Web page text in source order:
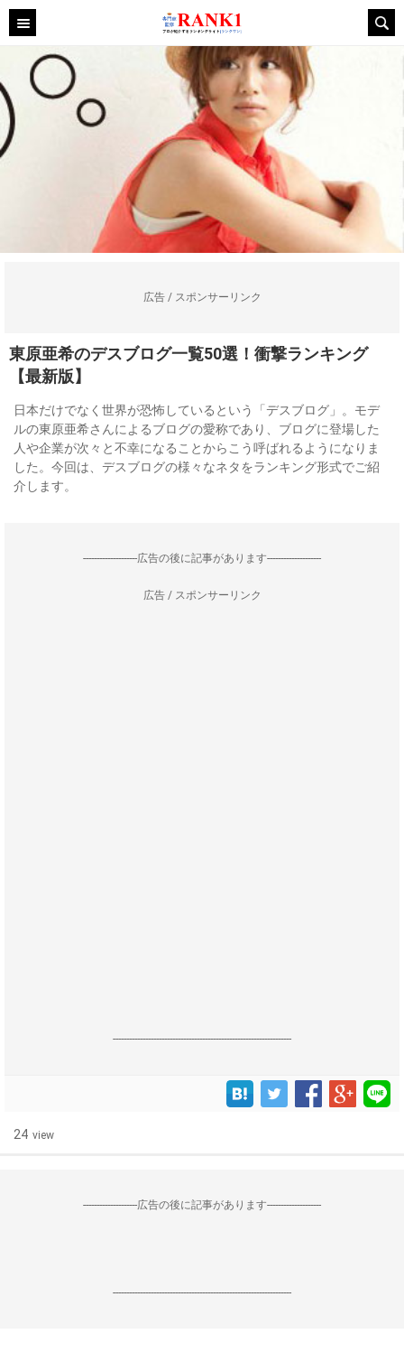
広告 / スポンサーリンク
東原亜希のデスブログ一覧50選！衝撃ランキング
【最新版】
日本だけでなく世界が恐怖しているという「デスブログ」。モデ
ルの東原亜希さんによるブログの愛称であり、ブログに登場した
人や企業が次々と不幸になることからこう呼ばれるようになりま
した。今回は、デスブログの様々なネタをランキング形式でご紹
介します。
--------------------広告の後に記事があります--------------------
広告 / スポンサーリンク
------------------------------------------------------------------
24 view
--------------------広告の後に記事があります--------------------
------------------------------------------------------------------